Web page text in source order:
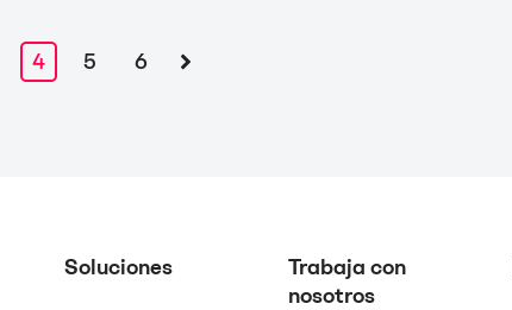
4 5 6
Soluciones
Trabaja con
nosotros